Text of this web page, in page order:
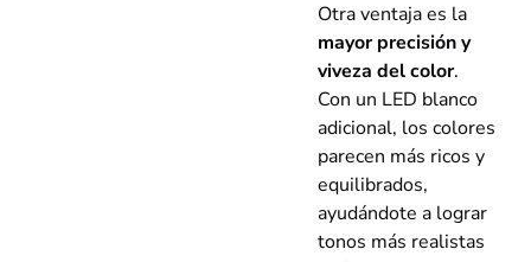
Otra ventaja es la
mayor precisión y
viveza del color.
Con un LED blanco
adicional, los colores
parecen más ricos y
equilibrados,
ayudándote a lograr
tonos más realistas